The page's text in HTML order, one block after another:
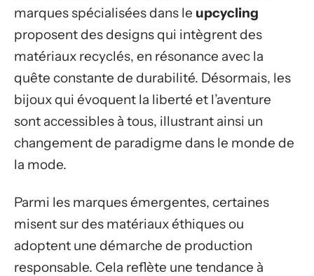
marques spécialisées dans le upcycling
proposent des designs qui intègrent des
matériaux recyclés, en résonance avec la
quête constante de durabilité. Désormais, les
bijoux qui évoquent la liberté et l’aventure
sont accessibles à tous, illustrant ainsi un
changement de paradigme dans le monde de
la mode.
Parmi les marques émergentes, certaines
misent sur des matériaux éthiques ou
adoptent une démarche de production
responsable. Cela reflète une tendance à